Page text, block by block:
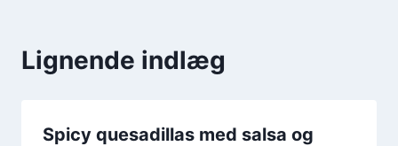
Lignende indlæg
Spicy quesadillas med salsa og